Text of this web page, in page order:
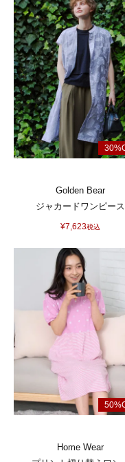
Golden Bear
ジャカードワンピース
¥7,623税込
Home Wear